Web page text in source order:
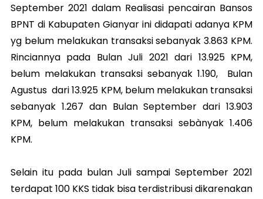
September 2021 dalam Realisasi pencairan Bansos
BPNT di Kabupaten Gianyar ini didapati adanya KPM
yg belum melakukan transaksi sebanyak 3.863 KPM.
Rinciannya pada Bulan Juli 2021 dari 13.925 KPM,
belum melakukan transaksi sebanyak 1.190, Bulan
Agustus dari 13.925 KPM, belum melakukan transaksi
sebanyak 1.267 dan Bulan September dari 13.903
KPM, belum melakukan transaksi sebànyak 1.406
KPM.
Selain itu pada bulan Juli sampai September 2021
terdapat 100 KKS tidak bisa terdistribusi dikarenakan